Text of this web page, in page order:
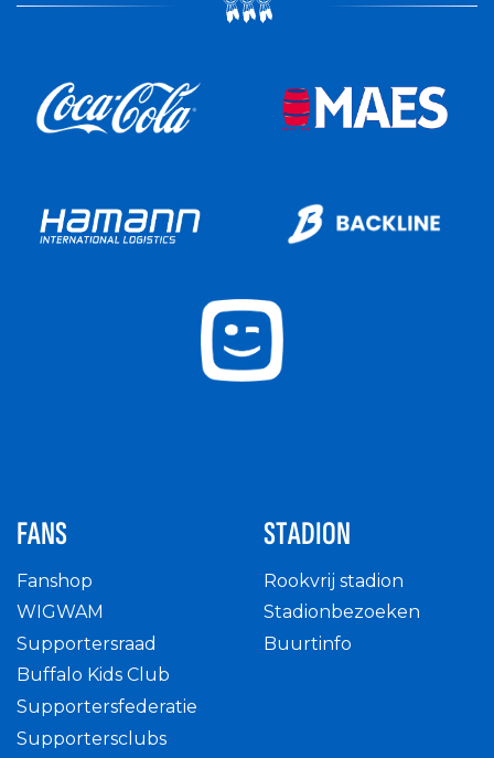
FANS
Fanshop
WIGWAM
Supportersraad
Buffalo Kids Club
Supportersfederatie
Supportersclubs
STADION
Rookvrij stadion
Stadionbezoeken
Buurtinfo